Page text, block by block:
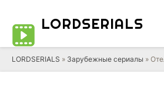
LORDSERIALS
LORDSERIALS » Зарубежные сериалы »